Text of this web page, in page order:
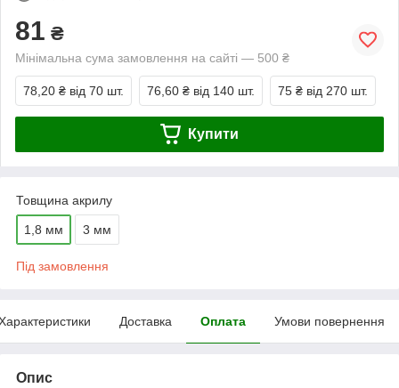
81 ₴
Мінімальна сума замовлення на сайті — 500 ₴
78,20 ₴ від 70 шт. 76,60 ₴ від 140 шт. 75 ₴ від 270 шт.
Купити
Товщина акрилу
1,8 мм 3 мм
Під замовлення
Доставка Оплата Умови повернення
Опис